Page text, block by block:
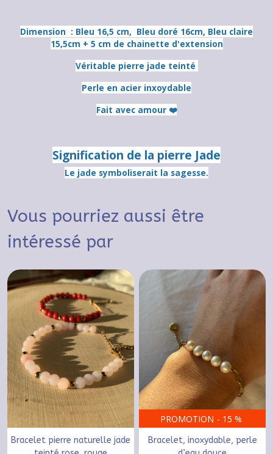
Dimension : Bleu 16,5 cm, Bleu doré 16cm, Bleu claire
15,5cm + 5 cm de chainette d'extension
Véritable pierre jade teinté
Perle en acier inxoydable
Fait avec amour ❤️
Signification de la pierre Jade
Le jade symboliserait la sagesse.
Vous pourriez aussi être
intéressé par
Bracelet pierre naturelle jade
PROMOTION - 15 %
Bracelet, inoxydable, perle